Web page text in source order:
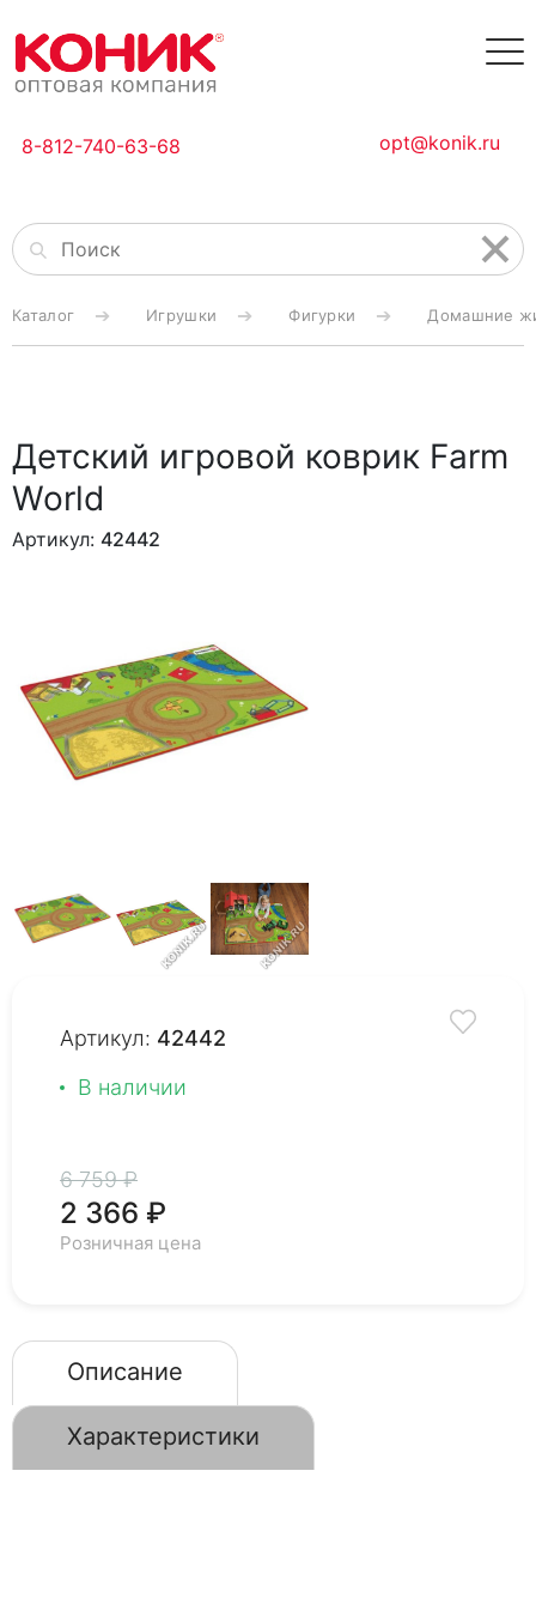
8-812-740-63-68 opt@konik.ru
Каталог Игрушки Фигурки Домашние
Детский игровой коврик Farm
World
Артикул: 42442
Артикул: 42442
В наличии
6 759 ₽
2 366 ₽
Розничная цена
Описание
Характеристики